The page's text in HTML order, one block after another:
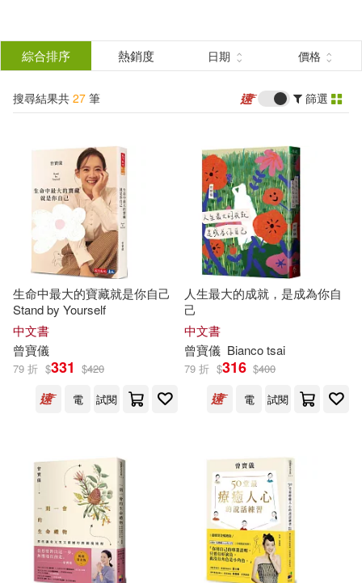
結
分類 (單選)
所有商品(27) 圖書(17)
影音(2) 電子書(6)
有聲書(2)
作者 (可複選)
曾寶儀(20) 曾寶儀，寶媽(3)
宋怡慧(2) 曾寶儀、寶媽(2)
林明謙(2) 江宏志(2)
胡展誥(2)
陳志恆(2)
新井一二三(1) 清水裕美子(1)
展開
出版社 (可複選)
大田(6)
平裝本(5)
綜合排序 熱銷度 日期 價格
搜尋結果共 27 筆 篩選
生命中最大的寶藏就是你自己
Stand by Yourself
中文書
曾寶儀
79 折 $331 $420
電
試閱
人生最大的成就，是成為你自
己
中文書
曾寶儀 Bianco tsai
79 折 $316 $400
電
試閱